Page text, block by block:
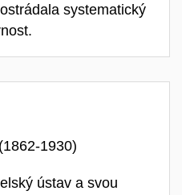
systematický
(1862-1930)
ústav a svou